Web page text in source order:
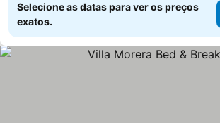
Selecione as datas para ver os preços
exatos.